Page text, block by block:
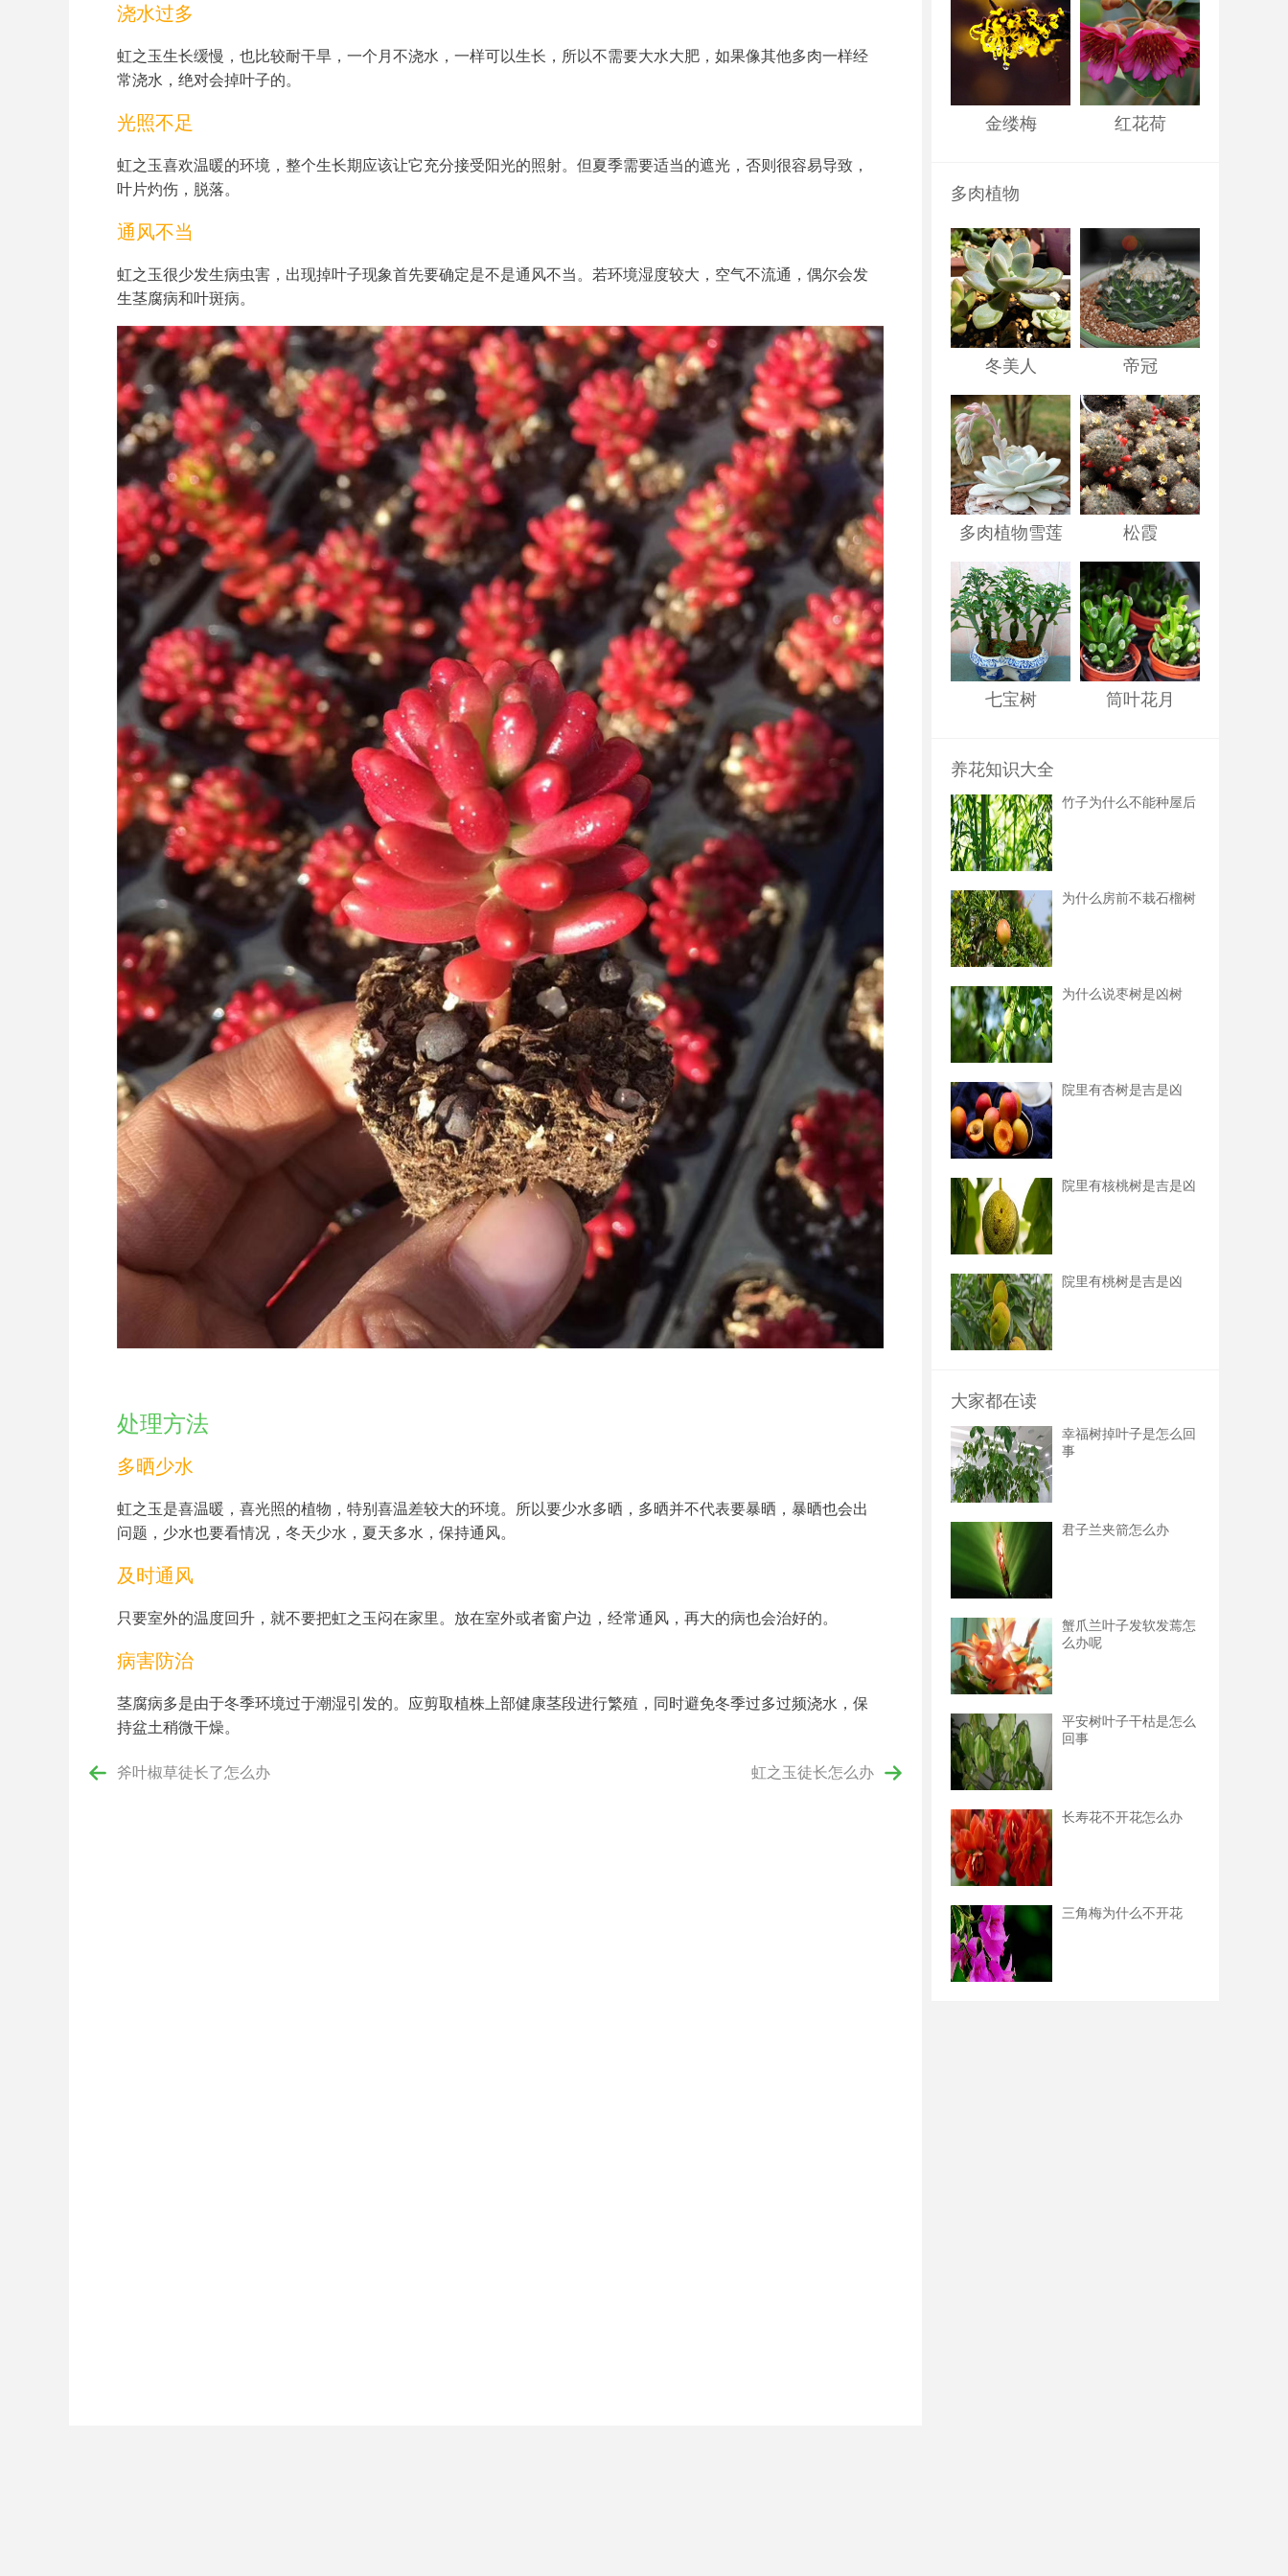
浇水过多
虹之玉生长缓慢，也比较耐干旱，一个月不浇水，一样可以生长，所以不需要大水大肥，如果像其他多肉一样经
常浇水，绝对会掉叶子的。
光照不足
虹之玉喜欢温暖的环境，整个生长期应该让它充分接受阳光的照射。但夏季需要适当的遮光，否则很容易导致，
叶片灼伤，脱落。
通风不当
虹之玉很少发生病虫害，出现掉叶子现象首先要确定是不是通风不当。若环境湿度较大，空气不流通，偶尔会发
生茎腐病和叶斑病。
处理方法
多晒少水
虹之玉是喜温暖，喜光照的植物，特别喜温差较大的环境。所以要少水多晒，多晒并不代表要暴晒，暴晒也会出
问题，少水也要看情况，冬天少水，夏天多水，保持通风。
及时通风
只要室外的温度回升，就不要把虹之玉闷在家里。放在室外或者窗户边，经常通风，再大的病也会治好的。
病害防治
茎腐病多是由于冬季环境过于潮湿引发的。应剪取植株上部健康茎段进行繁殖，同时避免冬季过多过频浇水，保
持盆土稍微干燥。
斧叶椒草徒长了怎么办 虹之玉徒长怎么办
金缕梅 红花荷
多肉植物
冬美人 帝冠
多肉植物雪莲 松霞
七宝树 筒叶花月
养花知识大全
竹子为什么不能种屋后
为什么房前不栽石榴树
为什么说枣树是凶树
院里有杏树是吉是凶
院里有核桃树是吉是凶
院里有桃树是吉是凶
大家都在读
幸福树掉叶子是怎么回
事
君子兰夹箭怎么办
蟹爪兰叶子发软发蔫怎
么办呢
平安树叶子干枯是怎么
回事
长寿花不开花怎么办
三角梅为什么不开花